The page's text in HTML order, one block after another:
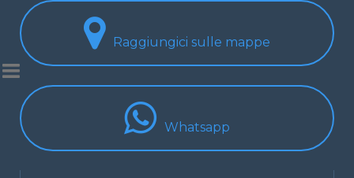
Raggiungici sulle mappe
Whatsapp